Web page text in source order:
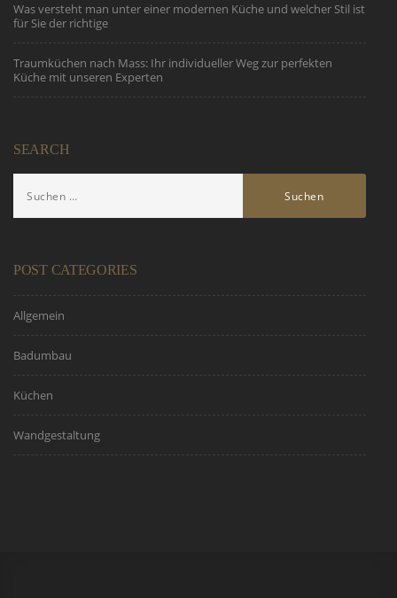
Was versteht man unter einer modernen Küche und welcher Stil ist
für Sie der richtige
Traumküchen nach Mass: Ihr individueller Weg zur perfekten
Küche mit unseren Experten
SEARCH
POST CATEGORIES
Allgemein
Badumbau
Küchen
Wandgestaltung